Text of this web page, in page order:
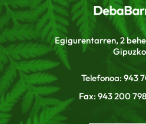
Egigurentarren, 2
Telefonoa: 943
Fax: 943 200 798